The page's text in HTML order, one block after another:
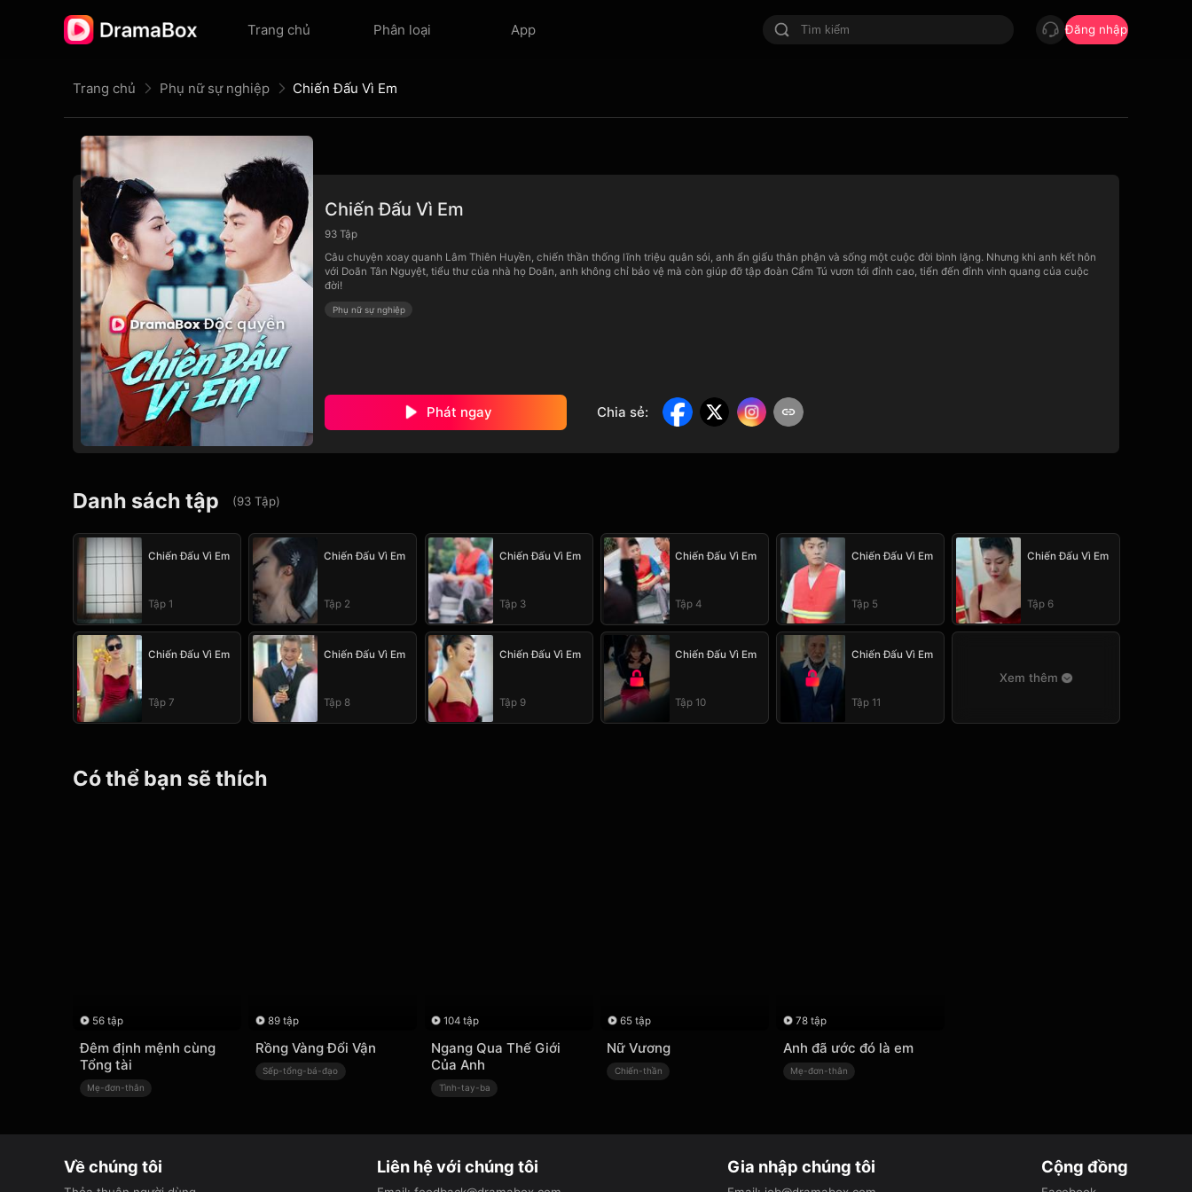
Trang chủ Phân loại App Đăng nhập
Trang chủ Phụ nữ sự nghiệp Chiến Đấu Vì Em
Chiến Đấu Vì Em
93 Tập
Câu chuyện xoay quanh Lâm Thiên Huyền, chiến thần thống lĩnh triệu quân sói, anh ẩn giấu thân phận và sống một cuộc đời bình lặng. Nhưng khi anh kết hôn
với Doãn Tân Nguyệt, tiểu thư của nhà họ Doãn, anh không chỉ bảo vệ mà còn giúp đỡ tập đoàn Cẩm Tú vươn tới đỉnh cao, tiến đến đỉnh vinh quang của cuộc
đời!
Phụ nữ sự nghiệp
Phát ngay Chia sẻ:
Danh sách tập (93 Tập)
Chiến Đấu Vì Em
Tập 1
Chiến Đấu Vì Em
Tập 2
Chiến Đấu Vì Em
Tập 3
Chiến Đấu Vì Em
Tập 4
Chiến Đấu Vì Em
Tập 5
Chiến Đấu Vì Em
Tập 6
Chiến Đấu Vì Em
Tập 7
Chiến Đấu Vì Em
Tập 8
Chiến Đấu Vì Em
Tập 9
Chiến Đấu Vì Em
Tập 10
Chiến Đấu Vì Em
Tập 11
Xem thêm
Có thể bạn sẽ thích
56 tập
Đêm định mệnh cùng
Tổng tài
Mẹ-đơn-thân
89 tập
Rồng Vàng Đổi Vận
Sếp-tổng-bá-đạo
104 tập
Ngang Qua Thế Giới
Của Anh
Tình-tay-ba
65 tập
Nữ Vương
Chiến-thần
78 tập
Anh đã ước đó là em
Mẹ-đơn-thân
Về chúng tôi Liên hệ với chúng tôi Gia nhập chúng tôi Cộng đồng